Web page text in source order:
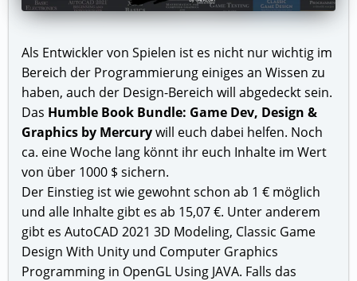
Als Entwickler von Spielen ist es nicht nur wichtig im
Bereich der Programmierung einiges an Wissen zu
haben, auch der Design-Bereich will abgedeckt sein.
Das Humble Book Bundle: Game Dev, Design &
Graphics by Mercurywill euch dabei helfen. Noch
ca. eine Woche lang könnt ihr euch Inhalte im Wert
von über 1000 $ sichern.
Der Einstieg ist wie gewohnt schon ab 1 € möglich
und alle Inhalte gibt es ab 15,07 €. Unter anderem
gibt es AutoCAD 2021 3D Modeling, Classic Game
Design With Unity und Computer Graphics
Programming in OpenGL Using JAVA. Falls das